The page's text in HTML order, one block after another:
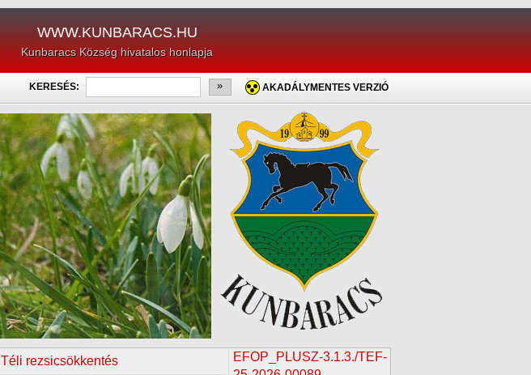
WWW.KUNBARACS.HU
Kunbaracs Község hivatalos honlapja
KERESÉS: » AKADÁLYMENTES VERZIÓ
rezsicsökkentés
EFOP_PLUSZ-3.1.3./TEF-